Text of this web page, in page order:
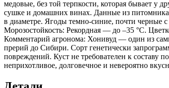
медовые, без той терпкости, которая бывает у
сушке и домашних винах. Данные из
в диаметре. Ягоды темно-синие, почти черные
Морозостойкость: Рекордная — до –35 °C.
Комментарий агронома: Хонивуд — один из
прерий до Сибири. Сорт генетически
повреждений. Куст не требователен к составу
неприхотливое, долговечное и невероятно